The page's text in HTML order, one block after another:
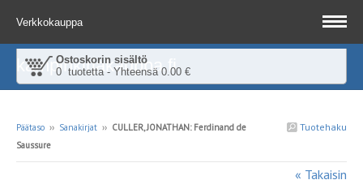
Verkkokauppa
Ostoskorin sisältö
0 tuotetta - Yhteensä 0.00 €
kampinkirjakauppa.fi
Tuotehaku
Päätaso ›› Sanakirjat ›› CULLER, JONATHAN: Ferdinand de
Saussure
« Takaisin